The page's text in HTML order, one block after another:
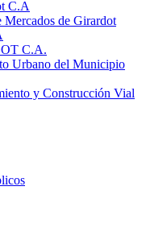
C.A
de Girardot
C.A.
Urbano del Municipio
y Construcción Vial